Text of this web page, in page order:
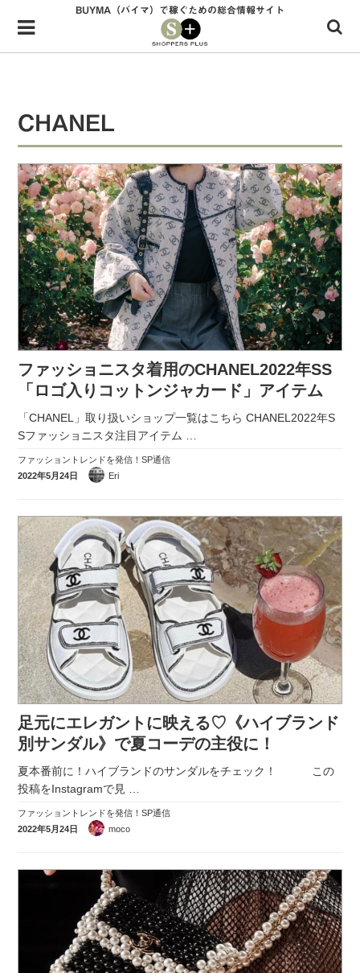
Menu
HOME
34歳独身OLバイマ実践記
ファッショントレンドを発信！SP通信
BUYMAで人気のブランド
BUYMAの売れ筋商品
バイマの疑問に現役パーソナルショッパーが答えてみた
バイマ活動の疑問に売れっ子現役バイヤーが答えてみた
実録！海外ショップで買ってみた！
パーソナルショッパー指南書
BUYMA（バイマ）で稼ぐための総合情報サイト
CHANEL
ファッショニスタ着用のCHANEL2022年SS
「ロゴ入りコットンジャカード」アイテム
「CHANEL」取り扱いショップ一覧はこちら CHANEL2022年S
Sファッショニスタ注目アイテム …
ファッショントレンドを発信！SP通信
2022年5月24日
Eri
足元にエレガントに映える♡《ハイブランド
別サンダル》で夏コーデの主役に！
夏本番前に！ハイブランドのサンダルをチェック！ この
投稿をInstagramで見
ファッショントレンドを発信！SP通信
2022年5月24日
moco